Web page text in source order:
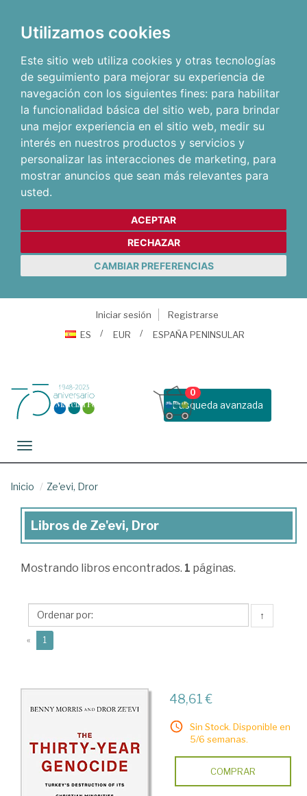
Utilizamos cookies
Este sitio web utiliza cookies y otras tecnologías
de seguimiento para mejorar su experiencia de
navegación con los siguientes fines: para habilitar
la funcionalidad básica del sitio web, para brindar
una mejor experiencia en el sitio web, medir su
interés en nuestros productos y servicios y
personalizar las interacciones de marketing, para
mostrar anuncios que sean más relevantes para
usted.
ACEPTAR
RECHAZAR
CAMBIAR PREFERENCIAS
Iniciar sesión
Registrarse
ES
EUR ESPAÑA PENINSULAR
Busqueda avanzada
0
Toggle navigation
Inicio Ze'evi, Dror
Libros
Ze'evi,
Libros de Ze'evi, Dror
Mostrando libros encontrados. 1 páginas.
↑
« 1
48,61 €
Sin Stock. Disponible en
5/6 semanas.
COMPRAR